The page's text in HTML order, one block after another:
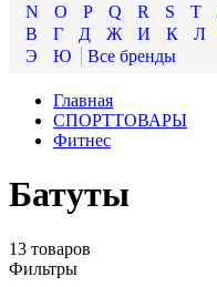
N
O P Q R S T
В
Г Д Ж И К Л
Э
Ю
Главная
СПОРТТОВАРЫ
Фитнес
Батуты
13 товаров
Фильтры